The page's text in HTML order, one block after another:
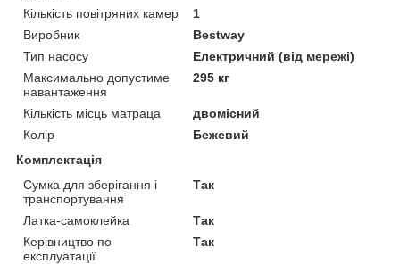
Кількість повітряних камер
1
Виробник
Bestway
Тип насосу
Електричний (від мережі)
Максимально допустиме
навантаження
295 кг
Кількість місць матраца
двомісний
Колір
Бежевий
Комплектація
Сумка для зберігання і
транспортування
Так
Латка-самоклейка
Так
Керівництво по
експлуатації
Так